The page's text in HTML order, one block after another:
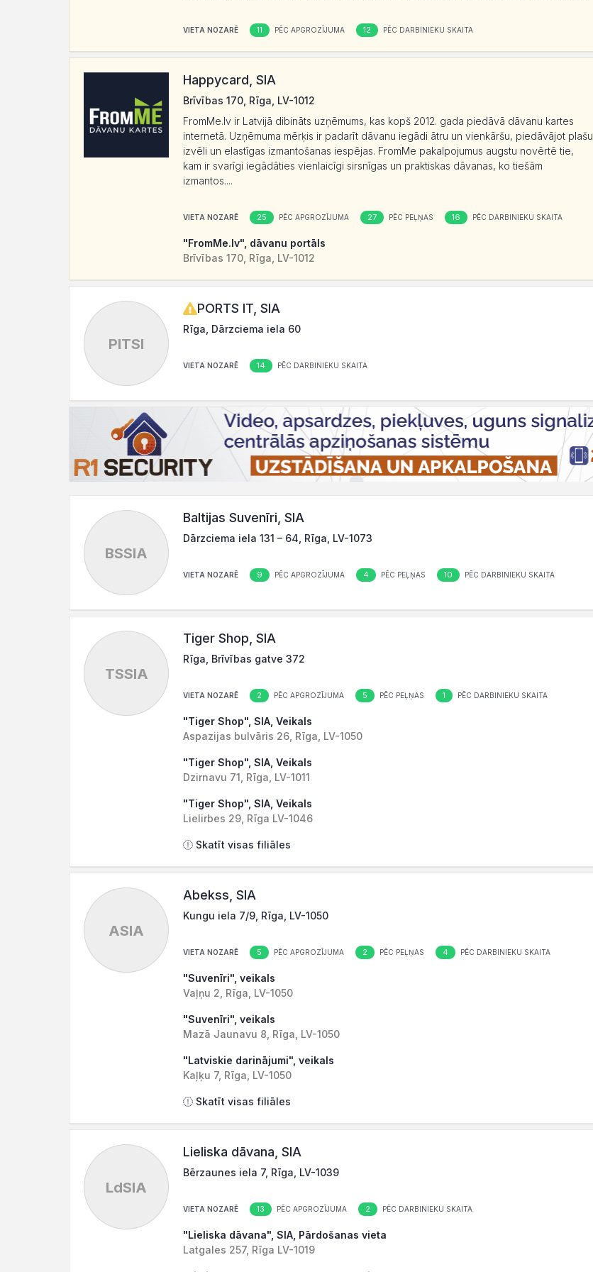
VIETA NOZARĒ 11 PĒC APGROZĪJUMA 12 PĒC DARBINIEKU SKAITA
Happycard, SIA
Brīvības 170, Rīga, LV-1012
FromMe.lv ir Latvijā dibināts uzņēmums, kas kopš 2012. gada piedāvā dāvanu kartes
internetā. Uzņēmuma mērķis ir padarīt dāvanu iegādi ātru un vienkāršu, piedāvājot plašu
izvēli un elastīgas izmantošanas iespējas. FromMe pakalpojumus augstu novērtē tie,
kam ir svarīgi iegādāties vienlaicīgi sirsnīgas un praktiskas dāvanas, ko tiešām
izmantos....
VIETA NOZARĒ 25 PĒC APGROZĪJUMA 27 PĒC PEĻŅAS 16 PĒC DARBINIEKU SKAITA
"FromMe.lv", dāvanu portāls
Brīvības 170, Rīga, LV-1012
PITSI
PORTS IT, SIA
Rīga, Dārzciema iela 60
VIETA NOZARĒ 14 PĒC DARBINIEKU SKAITA
BSSIA
Baltijas Suvenīri, SIA
Dārzciema iela 131 – 64, Rīga, LV-1073
VIETA NOZARĒ 9 PĒC APGROZĪJUMA 4 PĒC PEĻŅAS 10 PĒC DARBINIEKU SKAITA
TSSIA
Tiger Shop, SIA
Rīga, Brīvības gatve 372
VIETA NOZARĒ 2 PĒC APGROZĪJUMA 5 PĒC PEĻŅAS 1 PĒC DARBINIEKU SKAITA
"Tiger Shop", SIA, Veikals
Aspazijas bulvāris 26, Rīga, LV-1050
"Tiger Shop", SIA, Veikals
Dzirnavu 71, Rīga, LV-1011
"Tiger Shop", SIA, Veikals
Lielirbes 29, Rīga LV-1046
Skatīt visas filiāles
ASIA
Abekss, SIA
Kungu iela 7/9, Rīga, LV-1050
VIETA NOZARĒ 5 PĒC APGROZĪJUMA 2 PĒC PEĻŅAS 4 PĒC DARBINIEKU SKAITA
"Suvenīri", veikals
Vaļņu 2, Rīga, LV-1050
"Suvenīri", veikals
Mazā Jaunavu 8, Rīga, LV-1050
"Latviskie darinājumi", veikals
Kaļķu 7, Rīga, LV-1050
Skatīt visas filiāles
LdSIA
Lieliska dāvana, SIA
Bērzaunes iela 7, Rīga, LV-1039
VIETA NOZARĒ 13 PĒC APGROZĪJUMA 2 PĒC DARBINIEKU SKAITA
"Lieliska dāvana", SIA, Pārdošanas vieta
Latgales 257, Rīga LV-1019